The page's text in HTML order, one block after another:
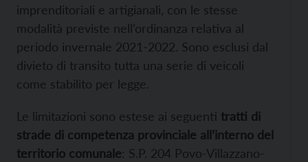
imprenditoriali e artigianali, con le stesse
modalità previste nell’ordinanza relativa al
periodo invernale 2021-2022. Sono esclusi dal
divieto di transito tutta una serie di veicoli
come stabilito per legge.
Le limitazioni sono estese ai seguenti tratti di
strade di competenza provinciale all’interno del
territorio comunale: S.P. 204 Povo-Villazzano-